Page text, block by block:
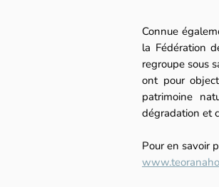
Connue
la Fédération
regroupe sous
ont pour
patrimoine
dégradation et
Pour en savoir